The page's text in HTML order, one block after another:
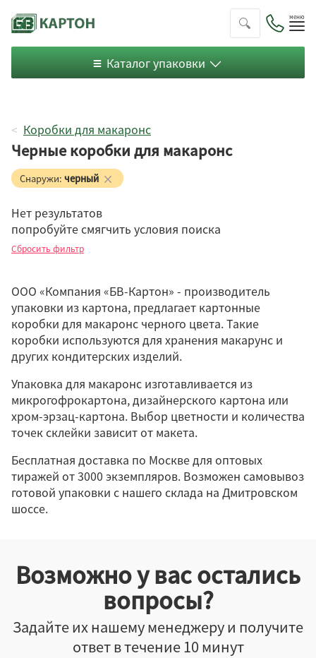
Каталог упаковки
Коробки для макаронс
Черные коробки для макаронс
Телевизор
Шляпная
С ушками
Архивный
Обтяжная
С крышкой
Гофрокартон
Хром-эрзац
Индивидуальная
Снаружи: черный
Нет результатов
попробуйте смягчить условия поиска
Сбросить фильтр
ООО «Компания «БВ-Картон» - производитель
упаковки из картона, предлагает картонные
коробки для макаронс черного цвета. Такие
коробки используются для хранения макарунс и
других кондитерских изделий.
Упаковка для макаронс изготавливается из
микрогофрокартона, дизайнерского картона или
хром-эрзац-картона. Выбор цветности и количества
точек склейки зависит от макета.
Бесплатная доставка по Москве для оптовых
тиражей от 3000 экземпляров. Возможен самовывоз
готовой упаковки с нашего склада на Дмитровском
шоссе.
Возможно у вас остались
вопросы?
Задайте их нашему менеджеру и получите
ответ в течение 10 минут